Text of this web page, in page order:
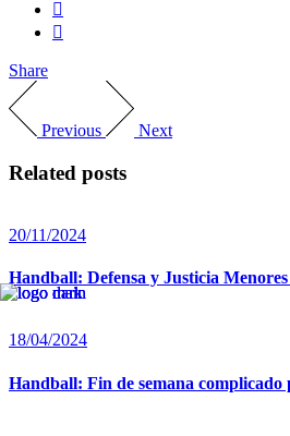
Share
Previous Next
Related posts
20/11/2024
Handball: Defensa y Justicia
18/04/2024
Handball: Fin de semana